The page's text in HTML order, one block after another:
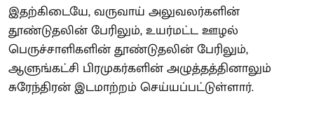
இதற்கிடையே, வருவாய் அலுவலர்களின்
தூண்டுதலின் பேரிலும், உயர்மட்ட ஊழல்
பெருச்சாளிகளின் தூண்டுதலின் பேரிலும்,
ஆளுங்கட்சி பிரமுகர்களின் அழுத்தத்தினாலும்
சுரேந்திரன் இடமாற்றம் செய்யப்பட்டுள்ளார்.